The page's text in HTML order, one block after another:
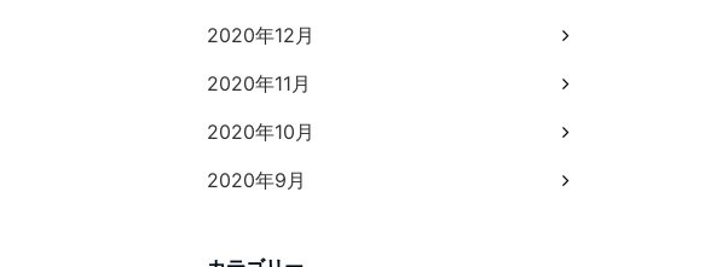
2020年12月
2020年11月
2020年10月
2020年9月